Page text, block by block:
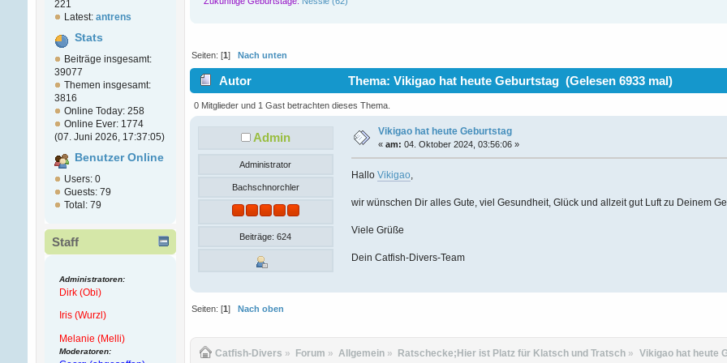
221
Latest: antrens
Stats
Beiträge insgesamt:
39077
Themen insgesamt:
3816
Online Today: 258
Online Ever: 1774
(07. Juni 2026, 17:37:05)
Benutzer Online
Users: 0
Guests: 79
Total: 79
Staff
Administratoren:
Dirk (Obi)
Iris (Wurzl)
Melanie (Melli)
Moderatoren:
Seiten: [1] Nach unten
Autor Thema: Vikigao hat heute Geburtstag (Gelesen 6933 mal)
0 Mitglieder und 1 Gast betrachten dieses Thema.
Admin
Administrator
Bachschnorchler
Beiträge: 624
Vikigao hat heute Geburtstag
« am: 04. Oktober 2024, 03:56:06 »
HalloVikigao,
wir wünschen Dir alles Gute, viel Gesundheit, Glück und allzeit gut Luft zu Deinem
Viele Grüße
Dein Catfish-Divers-Team
Seiten: [1 ]
Nach oben
Catfish-Divers » Forum » Allgemein » Ratschecke;Hier ist Platz für Klatsch und Tratsch » Vikigao hat heute